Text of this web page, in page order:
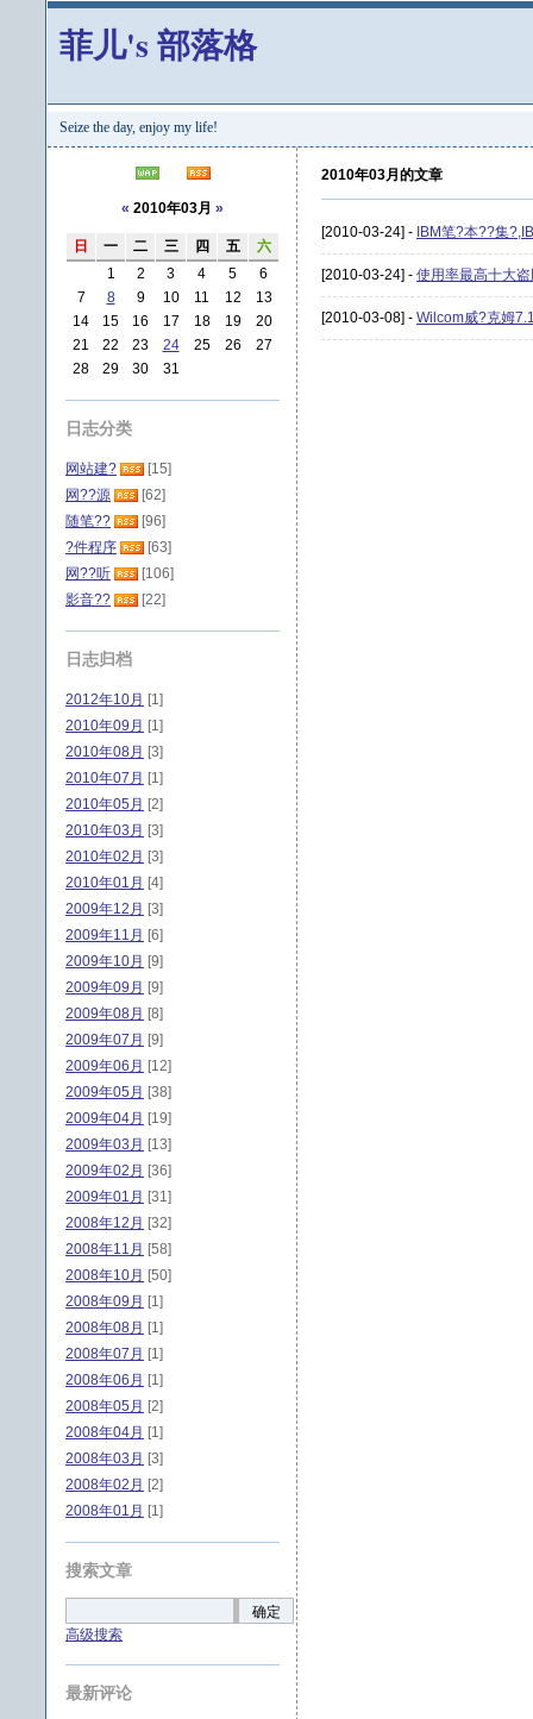
菲儿's 部落格
Seize the day, enjoy my life!
2010年03月的文章
[2010-03-24] - IBM笔?本??集
[2010-03-24] - 使用率最高十大
[2010-03-08] - Wilcom威?克姆
« 2010年03月 »
日 一 二 三 四 五
六
1
2 3 4 5
6
7
8 9 10 11 12
13
14
15 16 17 18 19
20
21
22 23 24 25 26
27
28
29 30 31
日志分类
网站建?
[15]
网??源
[62]
随笔??
[96]
?件程序
[63]
网??听
[106]
影音??
[22]
日志归档
2012年10月 [1]
2010年09月 [1]
2010年08月 [3]
2010年07月 [1]
2010年05月 [2]
2010年03月 [3]
2010年02月 [3]
2010年01月 [4]
2009年12月 [3]
2009年11月 [6]
2009年10月 [9]
2009年09月 [9]
2009年08月 [8]
2009年07月 [9]
2009年06月 [12]
2009年05月 [38]
2009年04月 [19]
2009年03月 [13]
2009年02月 [36]
2009年01月 [31]
2008年12月 [32]
2008年11月 [58]
2008年10月 [50]
2008年09月 [1]
2008年08月 [1]
2008年07月 [1]
2008年06月 [1]
2008年05月 [2]
2008年04月 [1]
2008年03月 [3]
2008年02月 [2]
2008年01月 [1]
搜索文章
确定
高级搜索
最新评论